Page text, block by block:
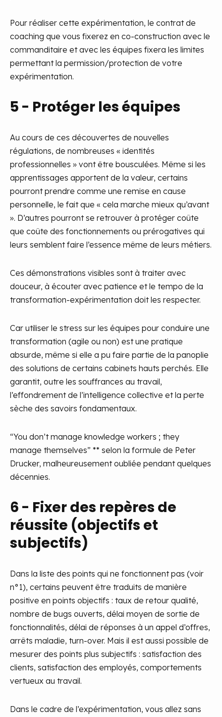
Pour réaliser cette expérimentation, le contrat de
coaching que vous fixerez en co-construction avec le
commanditaire et avec les équipes fixera les limites
permettant la permission/protection de votre
expérimentation.
5 - Protéger les équipes
Au cours de ces découvertes de nouvelles
régulations, de nombreuses « identités
professionnelles » vont être bousculées. Même si les
apprentissages apportent de la valeur, certains
pourront prendre comme une remise en cause
personnelle, le fait que « cela marche mieux qu’avant
». D’autres pourront se retrouver à protéger coûte
que coûte des fonctionnements ou prérogatives qui
leurs semblent faire l’essence même de leurs métiers.
Ces démonstrations visibles sont à traiter avec
douceur, à écouter avec patience et le tempo de la
transformation-expérimentation doit les respecter.
Car utiliser le stress sur les équipes pour conduire une
transformation (agile ou non) est une pratique
absurde, même si elle a pu faire partie de la panoplie
des solutions de certains cabinets hauts perchés. Elle
garantit, outre les souffrances au travail,
l’effondrement de l’intelligence collective et la perte
sèche des savoirs fondamentaux.
“You don’t manage knowledge workers ; they
manage themselves” ** selon la formule de Peter
Drucker, malheureusement oubliée pendant quelques
décennies.
6 - Fixer des repères de
réussite (objectifs et
subjectifs)
Dans la liste des points qui ne fonctionnent pas (voir
n°1), certains peuvent être traduits de manière
positive en points objectifs : taux de retour qualité,
nombre de bugs ouverts, délai moyen de sortie de
fonctionnalités, délai de réponses à un appel d’offres,
arrêts maladie, turn-over. Mais il est aussi possible de
mesurer des points plus subjectifs : satisfaction des
clients, satisfaction des employés, comportements
vertueux au travail.
Dans le cadre de l’expérimentation, vous allez sans